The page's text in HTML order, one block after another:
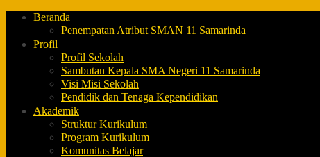
Beranda
Penempatan Atribut SMAN 11 Samarinda
Profil
Profil Sekolah
Sambutan Kepala SMA Negeri 11 Samarinda
Visi Misi Sekolah
Pendidik dan Tenaga Kependidikan
Akademik
Struktur Kurikulum
Program Kurikulum
Komunitas Belajar